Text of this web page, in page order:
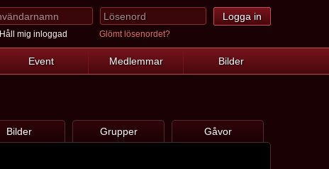
Håll mig inloggad Glömt lösenordet?
Event Medlemmar Bilder
Bilder Grupper Gåvor